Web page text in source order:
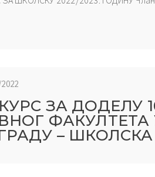
ЗА ДОДЕЛУ
ФАКУЛТЕТА
– ШКОЛСКА